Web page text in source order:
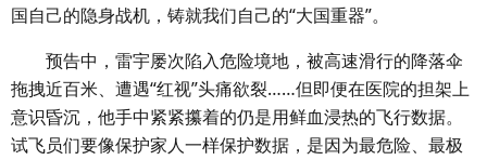
国自己的隐身战机，铸就我们自己的“大国重器”。
预告中，雷宇屡次陷入危险境地，被高速滑行的降落伞
拖拽近百米、遭遇“红视”头痛欲裂……但即便在医院的担架上
意识昏沉，他手中紧紧攥着的仍是用鲜血浸热的飞行数据。
试飞员们要像保护家人一样保护数据，是因为最危险、最极